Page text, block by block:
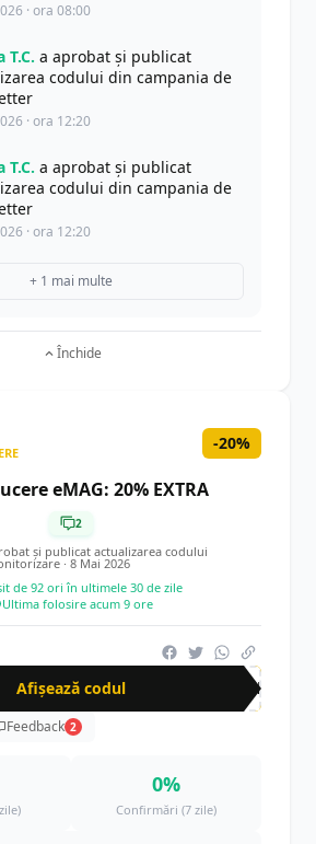
· ora 08:00
T.C. a aprobat și publicat
codului din campania de
· ora 12:20
T.C. a aprobat și publicat
codului din campania de
· ora 12:20
+ 1 mai multe
Închide
-20%
eMAG: 20% EXTRA
2
și publicat actualizarea codului
· 8 Mai 2026
de 92 ori în ultimele 30 de zile
Ultima folosire acum 9 ore
Afișează codul GEN
Feedback 2
0%
Confirmări (7 zile)